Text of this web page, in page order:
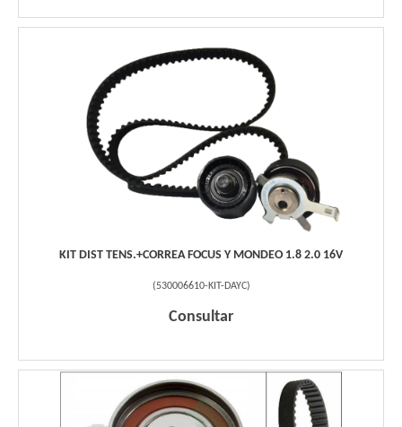
KIT DIST TENS.+CORREA FOCUS Y MONDEO 1.8 2.0 16V
(530006610-KIT-DAYC)
Consultar